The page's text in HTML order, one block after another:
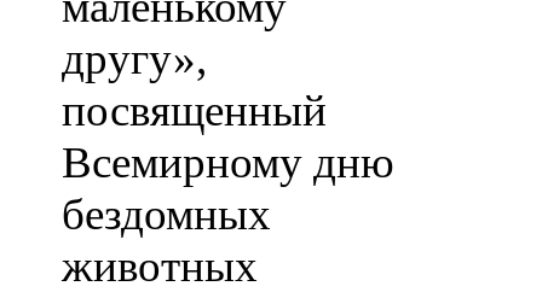
другу»,
посвященный
Всемирному дню
бездомных
животных